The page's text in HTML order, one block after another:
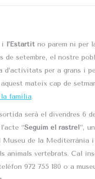
i l’Estartit no parem ni per
de setembre, el nostre
d’activitats per a grans i
mateix cap de
família.
serà el divendres 6
“Seguim el rastre!”,
Museu de la Mediterrània
animals vertebrats. Cal
972 755 180 o a